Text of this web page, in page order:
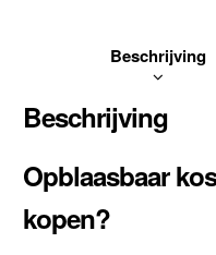
Beschrijving
Beschrijving
Opblaasbaar
kopen?